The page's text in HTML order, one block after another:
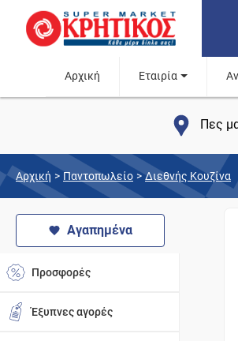
Αρχική Εταιρία
Πες
Αρχική > Παντοπωλείο > Διεθνής Κουζίνα
Αγαπημένα
Προσφορές
Έξυπνες αγορές